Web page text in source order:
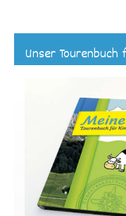
Unser Tourenbuch